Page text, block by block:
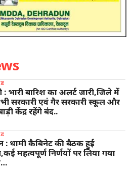
: भारी बारिश का अलर्ट जारी,जिले में
सरकारी एवं गैर सरकारी स्कूल और
केंद्र रहेंगे बंद..
: धामी कैबिनेट की बैठक हुई
महत्वपूर्ण निर्णयों पर लिया गया